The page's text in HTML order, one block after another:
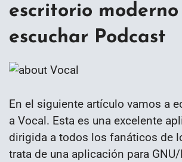
escritorio
escuchar Podcast
En el siguiente artículo vamos a
a Vocal. Esta es una excelente
dirigida a todos los fanáticos de
trata de una aplicación para